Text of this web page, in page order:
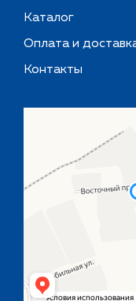
Каталог
Оплата и
Контакты